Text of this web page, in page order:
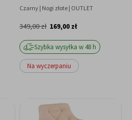
Czarny | Nogi złote | OUTLET
169,00 zł
349,00 zł
Szybka wysyłka w 48 h
Na wyczerpaniu